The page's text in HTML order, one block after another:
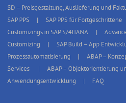
SD – Preisgestaltung, Auslieferung und
SAP PPS
SAP PPS für Fortgeschrittene
Customizings in SAP S/4HANA
Customizing
SAP Build – App
Prozessautomatisierung
ABAP –
Services
ABAP – Objektorientierung
Anwendungsentwicklung
FAQ